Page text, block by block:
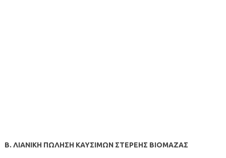
Β. ΛΙΑΝΙΚΗ ΠΩΛΗΣΗ ΚΑΥΣΙΜΩΝ ΣΤΕΡΕΗΣ ΒΙΟΜΑΖΑΣ